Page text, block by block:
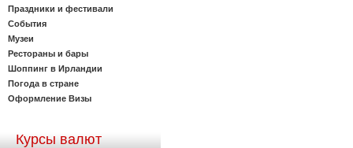
Праздники и фестивали
События
Музеи
Рестораны и бары
Шоппинг в Ирландии
Погода в стране
Оформление Визы
Курсы валют